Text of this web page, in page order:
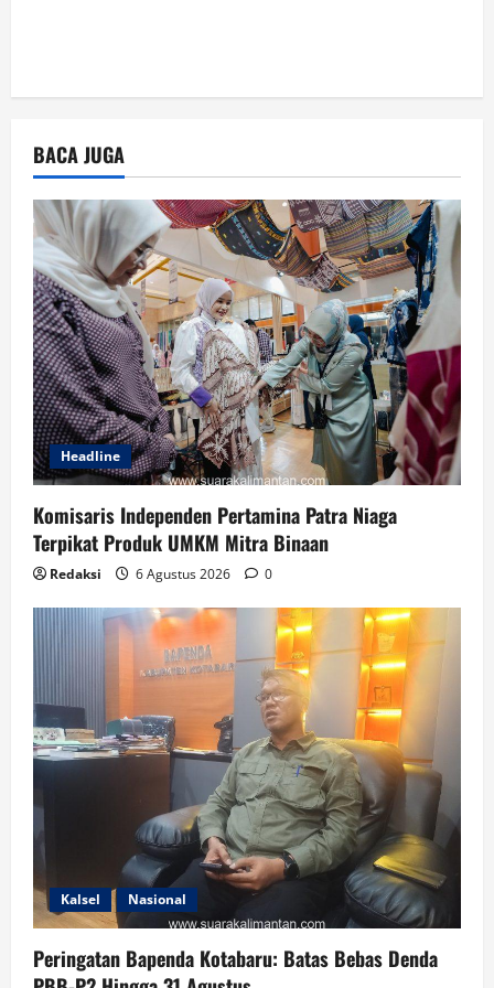
BACA JUGA
Headline
Komisaris Independen Pertamina Patra Niaga
Terpikat Produk UMKM Mitra Binaan
Redaksi 6 Agustus 2026 0
Kalsel Nasional
Peringatan Bapenda Kotabaru: Batas Bebas Denda